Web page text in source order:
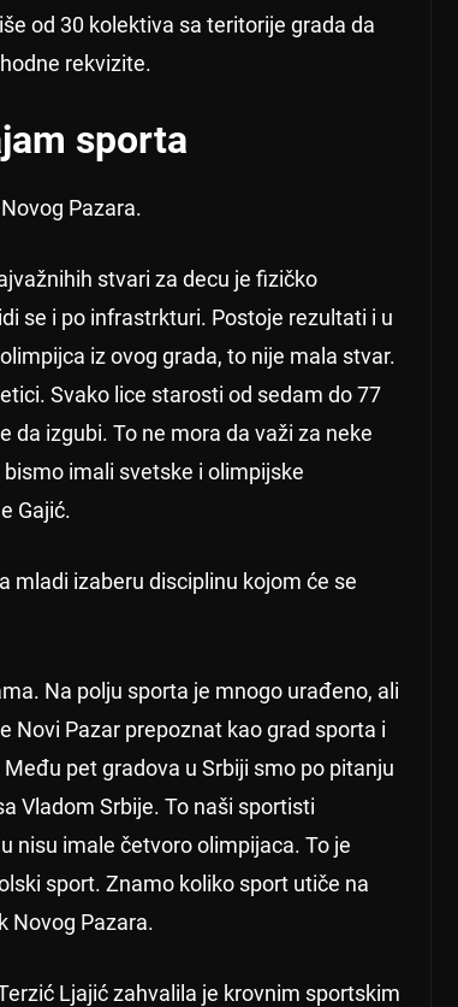
od 30 kolektiva sa teritorije grada da
rekvizite.
sporta
Pazara.
stvari za decu je fizičko
se i po infrastrkturi. Postoje rezultati i u
iz ovog grada, to nije mala stvar.
Svako lice starosti od sedam do 77
da izgubi. To ne mora da važi za neke
imali svetske i olimpijske
Gajić.
mladi izaberu disciplinu kojom će se
Na polju sporta je mnogo urađeno, ali
Novi Pazar prepoznat kao grad sporta i
pet gradova u Srbiji smo po pitanju
Vladom Srbije. To naši sportisti
nisu imale četvoro olimpijaca. To je
sport. Znamo koliko sport utiče na
Novog Pazara.
Ljajić zahvalila je krovnim sportskim